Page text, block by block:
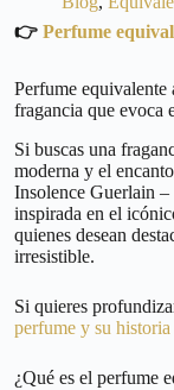
👉 Perfume
Perfume
fragancia que evoca
Si buscas una
moderna y el
Insolence Guerlain –
inspirada en el
quienes desean
irresistible.
Si quieres
perfume y su
¿Qué es el perfume